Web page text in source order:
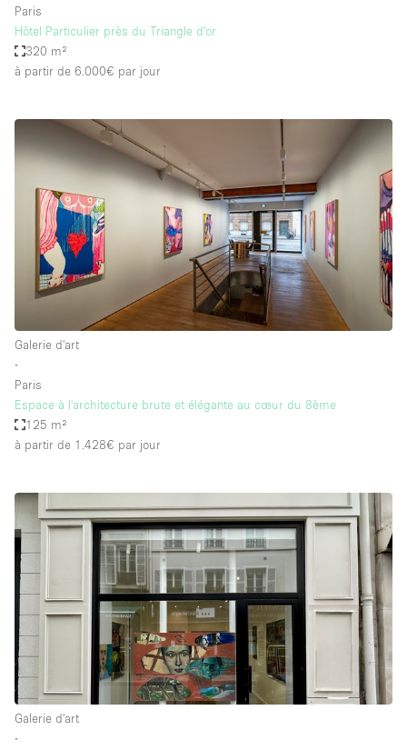
Paris
Hôtel Particulier près du Triangle d'or
320 m²
à partir de 6.000€ par jour
Galerie d'art
∙
Paris
Espace à l'architecture brute et élégante au cœur du 8ème
125 m²
à partir de 1.428€ par jour
Galerie d'art
∙